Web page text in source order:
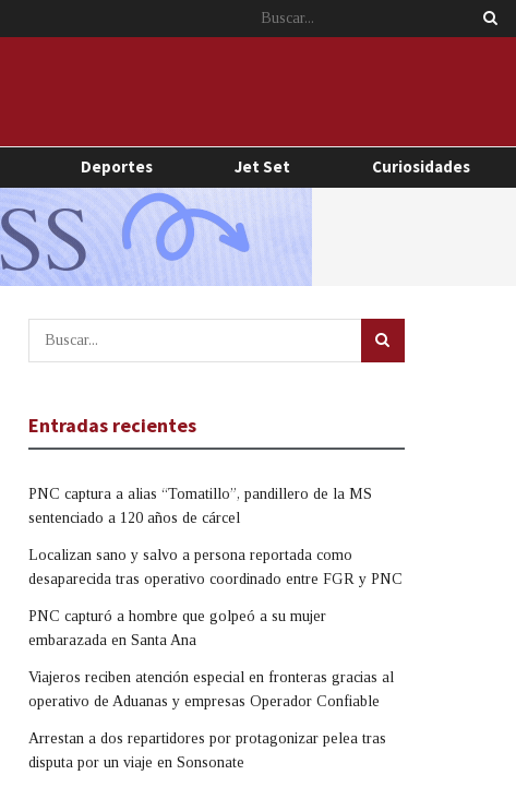
Deportes Jet Set Curiosidades
Entradas recientes
PNC captura a alias “Tomatillo”, pandillero de la MS
sentenciado a 120 años de cárcel
Localizan sano y salvo a persona reportada como
desaparecida tras operativo coordinado entre FGR y PNC
PNC capturó a hombre que golpeó a su mujer
embarazada en Santa Ana
Viajeros reciben atención especial en fronteras gracias al
operativo de Aduanas y empresas Operador Confiable
Arrestan a dos repartidores por protagonizar pelea tras
disputa por un viaje en Sonsonate